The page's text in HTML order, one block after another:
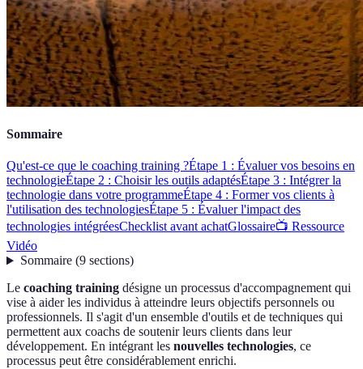
Sommaire
Qu'est-ce que le coaching training ?Étape 1 : Évaluer vos besoins en
technologieÉtape 2 : Choisir les outils adaptésÉtape 3 : Intégrer la
technologie dans votre programmeÉtape 4 : Former vos clients à
l'utilisation des technologiesÉtape 5 : Évaluer l'impact des
technologies intégréesChecklist avant achatGlossaire📺 Ressource
Vidéo
Sommaire(9 sections)
Le coaching training désigne un processus d'accompagnement qui
vise à aider les individus à atteindre leurs objectifs personnels ou
professionnels. Il s'agit d'un ensemble d'outils et de techniques qui
permettent aux coachs de soutenir leurs clients dans leur
développement. En intégrant les nouvelles technologies, ce
processus peut être considérablement enrichi.